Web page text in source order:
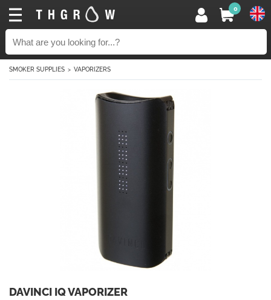
0
SMOKER SUPPLIES VAPORIZERS
DAVINCI IQ VAPORIZER